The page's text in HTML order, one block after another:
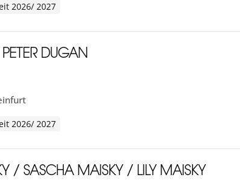
2026/ 2027
DUGAN
2026/ 2027
/ SASCHA MAISKY / LILY MAISKY